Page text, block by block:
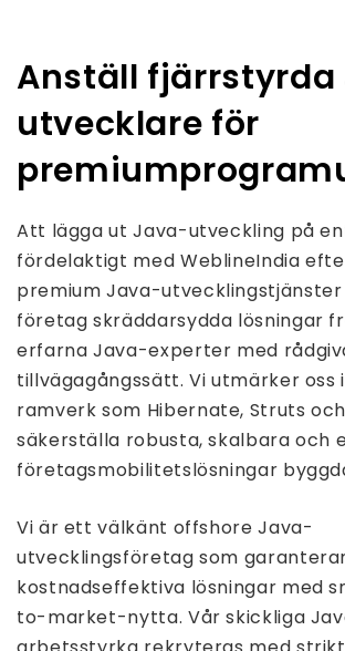
Anställ
utvecklare för
Att lägga ut Java-utveckling på
fördelaktigt med WeblineIndia
premium Java-
företag skräddarsydda lösningar
erfarna Java-experter med
tillvägagångssätt. Vi utmärker oss
ramverk som Hibernate, Struts
säkerställa robusta, skalbara och
företagsmobilitetslösningar
Vi är ett välkänt offshore Java-
utvecklingsföretag som
kostnadseffektiva lösningar med
to-market-nytta. Vår skickliga